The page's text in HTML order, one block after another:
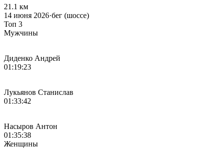
21.1 км
14 июня 2026·бег (шоссе)
Топ 3
Мужчины
Диденко Андрей
01:19:23
Лукьянов Станислав
01:33:42
Насыров Антон
01:35:38
Женщины